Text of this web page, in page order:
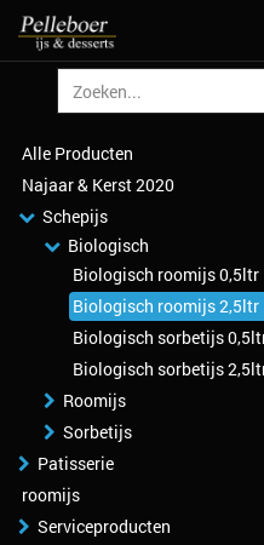
Alle Producten
Najaar & Kerst 2020
Schepijs
Biologisch
Biologisch roomijs 0,5ltr
Biologisch roomijs 2,5ltr
Biologisch sorbetijs
Biologisch sorbetijs
Roomijs
Sorbetijs
Patisserie
roomijs
Serviceproducten